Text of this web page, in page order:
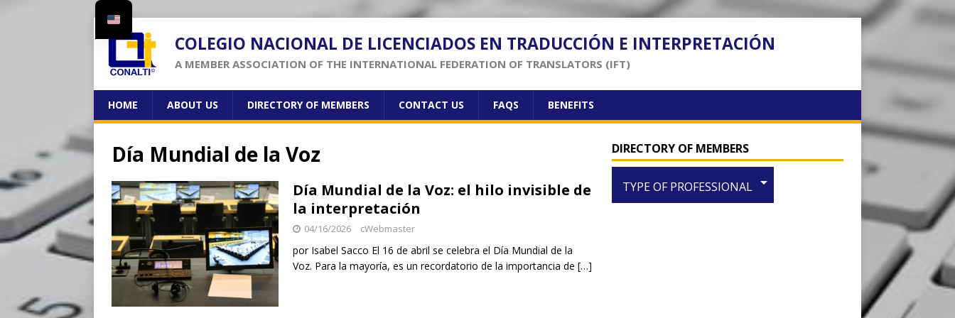
COLEGIO NACIONAL DE LICENCIADOS EN TRADUCCIÓN E INTERPRETACIÓN
A MEMBER ASSOCIATION OF THE INTERNATIONAL FEDERATION OF TRANSLATORS (IFT)
HOME ABOUT US DIRECTORY OF MEMBERS CONTACT US FAQS BENEFITS
Día Mundial de la Voz
Día Mundial de la Voz: el hilo invisible de
la interpretación
04/16/2026 cWebmaster
por Isabel Sacco El 16 de abril se celebra el Día Mundial de la
Voz. Para la mayoría, es un recordatorio de la importancia de […]
DIRECTORY OF MEMBERS
TYPE OF PROFESSIONAL arrow_drop_down